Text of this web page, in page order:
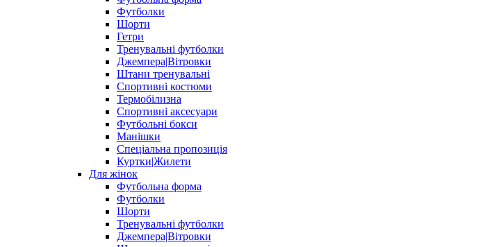
Футболки
Шорти
Гетри
Тренувальні футболки
Джемпера|Вітровки
Штани тренувальні
Спортивні костюми
Термобілизна
Спортивні аксесуари
Футбольні бокси
Манішки
Спеціальна пропозиція
Куртки|Жилети
Для жінок
Футбольна форма
Футболки
Шорти
Тренувальні футболки
Джемпера|Вітровки